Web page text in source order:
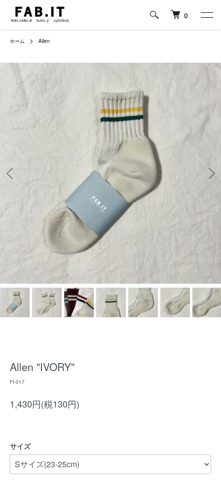
0
ホーム Allen
Allen "IVORY"
FI-017
1,430円(税130円)
サイズ